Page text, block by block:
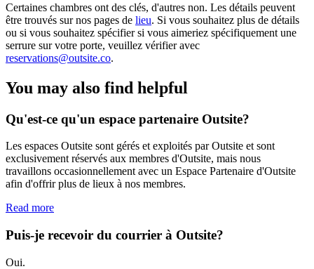
Certaines chambres ont des clés, d'autres non. Les détails peuvent
être trouvés sur nos pages de lieu. Si vous souhaitez plus de détails
ou si vous souhaitez spécifier si vous aimeriez spécifiquement une
serrure sur votre porte, veuillez vérifier avec
reservations@outsite.co.
You may also find helpful
Qu'est-ce qu'un espace partenaire Outsite?
Les espaces Outsite sont gérés et exploités par Outsite et sont
exclusivement réservés aux membres d'Outsite, mais nous
travaillons occasionnellement avec un Espace Partenaire d'Outsite
afin d'offrir plus de lieux à nos membres.
Read more
Puis-je recevoir du courrier à Outsite?
Oui.